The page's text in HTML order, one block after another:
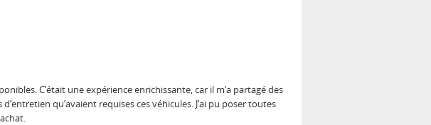
C’était une expérience enrichissante, car il m’a partagé des
qu’avaient requises ces véhicules. J’ai pu poser toutes